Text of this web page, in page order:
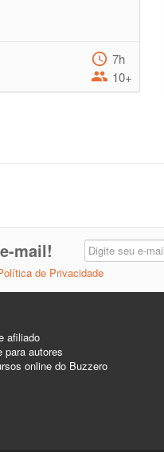
7h
10+
mail!
de Privacidade
afiliado
para autores
online do Buzzero